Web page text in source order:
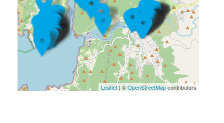
Leaflet| ©OpenStreetMapcontributors